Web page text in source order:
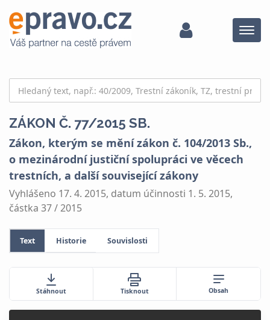
Menu
ZÁKON Č. 77/2015 SB.
Zákon, kterým se mění zákon č. 104/2013 Sb.,
o mezinárodní justiční spolupráci ve věcech
trestních, a další související zákony
Vyhlášeno 17. 4. 2015, datum účinnosti 1. 5. 2015,
částka 37 / 2015
Text Historie Souvislosti
Stáhnout Tisknout Obsah